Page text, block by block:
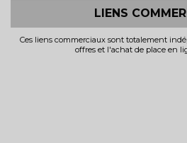
LIENS
Ces liens commerciaux sont totalement
offres et l'achat de place en